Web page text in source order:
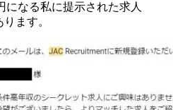
になる私に提示された求人
ります。